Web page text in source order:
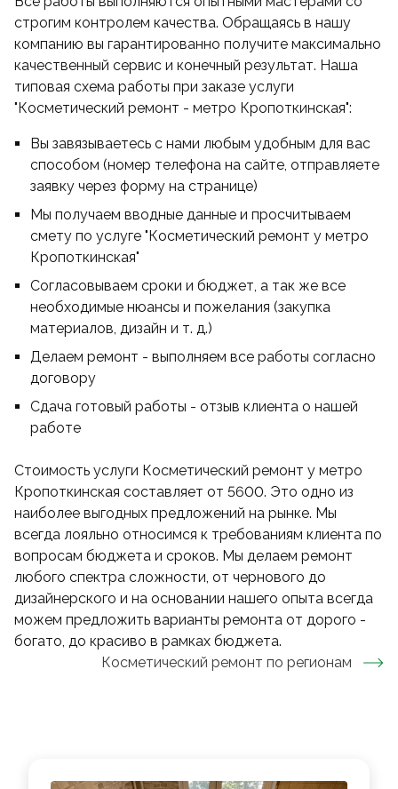
строгим контролем качества. Обращаясь в нашу
компанию вы гарантированно получите максимально
качественный сервис и конечный результат. Наша
типовая схема работы при заказе услуги
"Косметический ремонт - метро Кропоткинская":
Вы завязываетесь с нами любым удобным для вас
способом (номер телефона на сайте, отправляете
заявку через форму на странице)
Мы получаем вводные данные и просчитываем
смету по услуге "Косметический ремонт у метро
Кропоткинская"
Согласовываем сроки и бюджет, а так же все
необходимые нюансы и пожелания (закупка
материалов, дизайн и т. д.)
Делаем ремонт - выполняем все работы согласно
договору
Сдача готовый работы - отзыв клиента о нашей
работе
Стоимость услуги Косметический ремонт у метро
Кропоткинская составляет от 5600. Это одно из
наиболее выгодных предложений на рынке. Мы
всегда лояльно относимся к требованиям клиента по
вопросам бюджета и сроков. Мы делаем ремонт
любого спектра сложности, от чернового до
дизайнерского и на основании нашего опыта всегда
можем предложить варианты ремонта от дорого -
богато, до красиво в рамках бюджета.
Косметический ремонт по регионам